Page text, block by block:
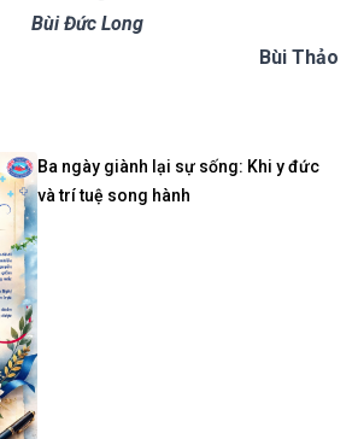
Bùi Đức Long
Bùi Thảo
Ba ngày giành lại sự sống: Khi y đức
và trí tuệ song hành